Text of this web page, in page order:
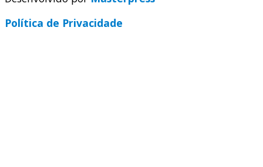
Política de Privacidade